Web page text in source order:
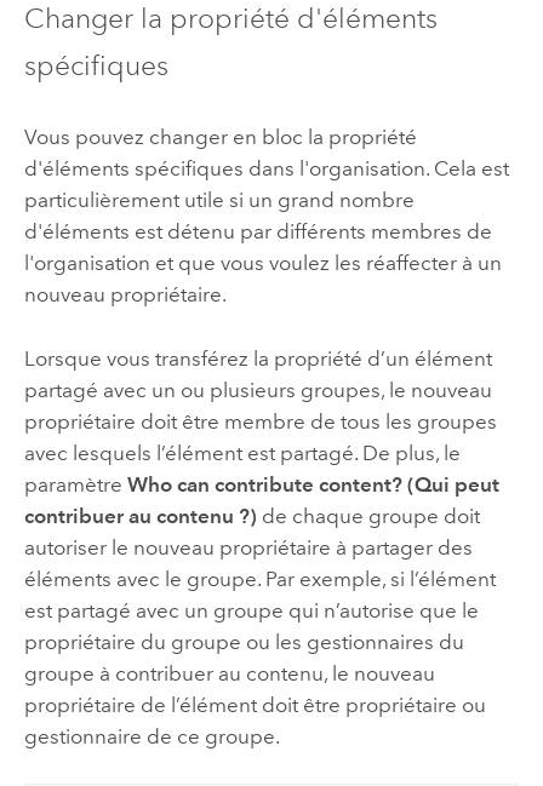
Changer la propriété d'éléments
spécifiques
Vous pouvez changer en bloc la propriété
d'éléments spécifiques dans l'organisation. Cela est
particulièrement utile si un grand nombre
d'éléments est détenu par différents membres de
l'organisation et que vous voulez les réaffecter à un
nouveau propriétaire.
Lorsque vous transférez la propriété d’un élément
partagé avec un ou plusieurs groupes, le nouveau
propriétaire doit être membre de tous les groupes
avec lesquels l’élément est partagé. De plus, le
paramètre Who can contribute content? (Qui peut
contribuer au contenu ?) de chaque groupe doit
autoriser le nouveau propriétaire à partager des
éléments avec le groupe. Par exemple, si l’élément
est partagé avec un groupe qui n’autorise que le
propriétaire du groupe ou les gestionnaires du
groupe à contribuer au contenu, le nouveau
propriétaire de l’élément doit être propriétaire ou
gestionnaire de ce groupe.